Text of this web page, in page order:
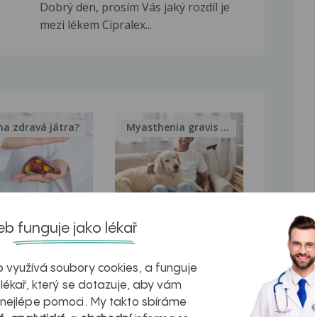
Dobrý den, prosím Vás jaký rozdíl je
mezi lékem Cipralex...
v datech a
zdravá játra?
Inovativní
myastenie –
naděje pro ty,
Myasthenia gravis – vše, co...
funguje jako lékař
využívá soubory cookies, a funguje
který se dotazuje, aby vám
pomoci. My takto sbíráme